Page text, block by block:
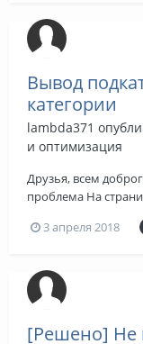
Вывод
категории
lambda371
и оптимизация
Друзья, всем
проблема На
синдартный
категории без
скриншот
3 апреля 2018
[Решено] Не